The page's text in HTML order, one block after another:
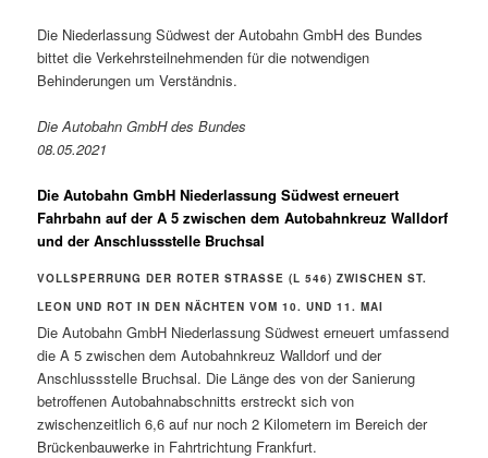
Die Niederlassung Südwest der Autobahn GmbH des Bundes
bittet die Verkehrsteilnehmenden für die notwendigen
Behinderungen um Verständnis.
Die Autobahn GmbH des Bundes
08.05.2021
Die Autobahn GmbH Niederlassung Südwest erneuert
Fahrbahn auf der A 5 zwischen dem Autobahnkreuz Walldorf
und der Anschlussstelle Bruchsal
VOLLSPERRUNG DER ROTER STRASSE (L 546) ZWISCHEN ST. L
EON UND ROT IN DEN NÄCHTEN VOM 10. UND 11. MAI
Die Autobahn GmbH Niederlassung Südwest erneuert umfassend
die A 5 zwischen dem Autobahnkreuz Walldorf und der
Anschlussstelle Bruchsal. Die Länge des von der Sanierung
betroffenen Autobahnabschnitts erstreckt sich von
zwischenzeitlich 6,6 auf nur noch 2 Kilometern im Bereich der
Brückenbauwerke in Fahrtrichtung Frankfurt.